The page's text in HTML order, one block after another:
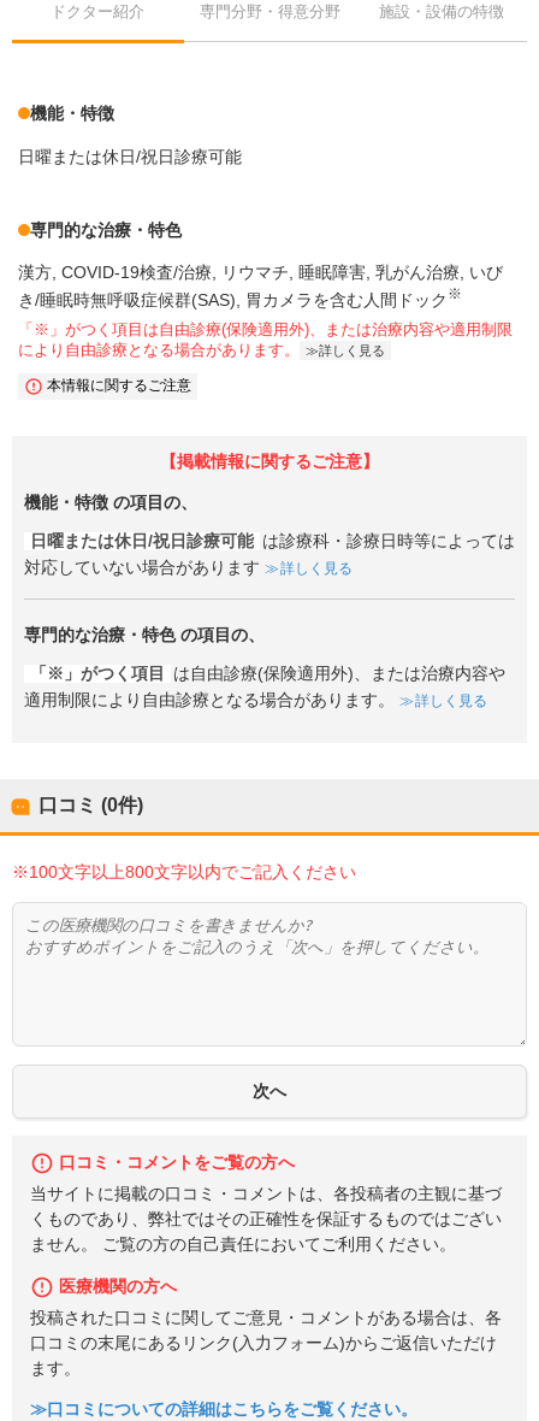
ドクター紹介 専門分野・得意分野 施設・設備の特徴
機能・特徴
日曜または休日/祝日診療可能
専門的な治療・特色
漢方 COVID-19検査/治療 リウマチ 睡眠障害 乳がん治療
いび
き/睡眠時無呼吸症候群(SAS)
胃カメラを含む人間ドック ※
「※」がつく項目は自由診療(保険適用外)、または治療内容や適用制限
により自由診療となる場合があります。
詳しく見る
本情報に関するご注意
【掲載情報に関するご注意】
機能・特徴 の項目の、
日曜または休日/祝日診療可能 は診療科・診療日時等によっては
対応していない場合があります
詳しく見る
専門的な治療・特色の項目の、
「※」がつく項目
は自由診療(保険適用外)、または治療内容や
適用制限により自由診療となる場合があります。
詳しく見る
口コミ (0件)
※100文字以上800文字以内でご記入ください
口コミ・コメントをご覧の方へ
当サイトに掲載の口コミ・コメントは、各投稿者の主観に基づ
くものであり、弊社ではその正確性を保証するものではござい
ません。 ご覧の方の自己責任においてご利用ください。
医療機関の方へ
投稿された口コミに関してご意見・コメントがある場合は、各
口コミの末尾にあるリンク(入力フォーム)からご返信いただけ
ます。
≫口コミについての詳細はこちらをご覧ください。